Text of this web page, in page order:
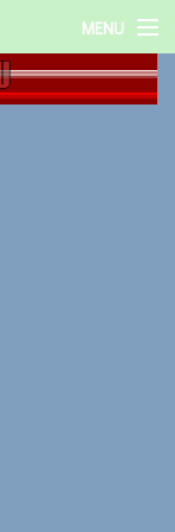
MENU